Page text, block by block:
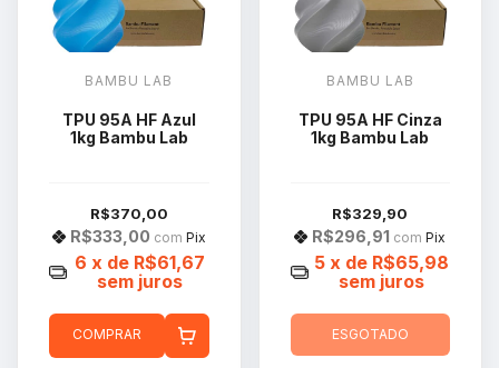
BAMBU LAB
TPU 95A HF Azul
1kg Bambu Lab
R$370,00
R$333,00 com Pix
6 x de R$61,67
sem juros
COMPRAR
BAMBU LAB
TPU 95A HF Cinza
1kg Bambu Lab
R$329,90
R$296,91 com Pix
5 x de R$65,98
sem juros
ESGOTADO